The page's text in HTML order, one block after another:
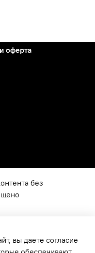
оферта
без
вы даете согласие